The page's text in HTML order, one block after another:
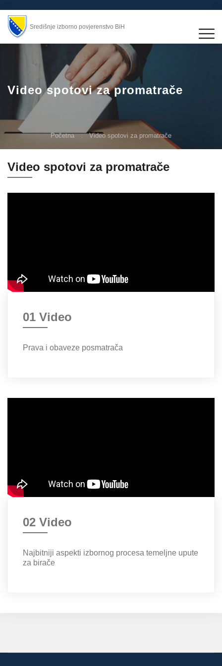
Središnje izborno povjerenstvo BiH
Video spotovi za promatrače
Početna Video spotovi za promatrače
Video spotovi za promatrače
01 Video
Prava i obaveze posmatrača
02 Video
Najbitniji aspekti izbornog procesa temeljne upute
za birače